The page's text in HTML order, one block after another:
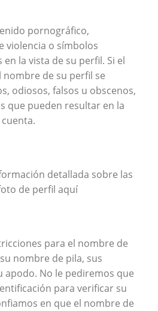
pornográfico,
violencia o símbolos
la vista de su perfil. Si el
nombre de su perfil se
odiosos, falsos u obscenos,
que pueden resultar en la
detallada sobre las
de perfil aquí
para el nombre de
nombre de pila, sus
apodo. No le pediremos que
para verificar su
en que el nombre de